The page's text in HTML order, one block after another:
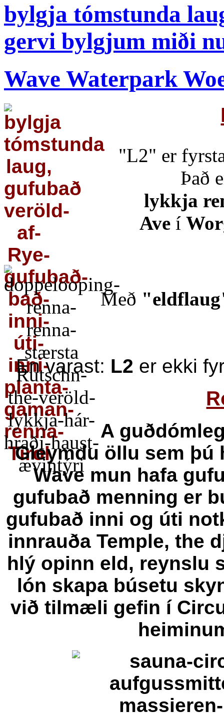
bylgja tómstunda
gervi bylgjum miði
Wave Waterpark
"L2" er
Það
lykkja
Ave í
Með
En varast: L2 er ekki
A
Gleymdu öllu sem
Wave mun hafa
gufubað menning er
gufubað inni og úti
innrauða Temple, the
hlý opinn eld, reynslu
lón skapa búsetu
við tilmæli gefin í